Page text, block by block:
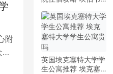
附
贵吗
英国埃克塞特大学学
生公寓推荐 埃克塞